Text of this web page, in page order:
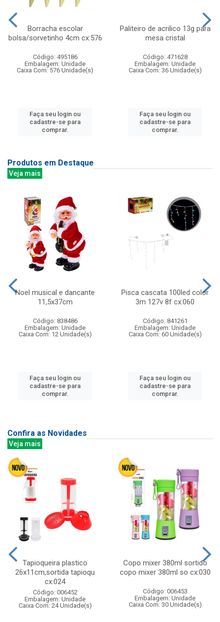
Borracha escolar
bolsa/sorvetinho 4cm cx:576
Código: 495186
Embalagem: Unidade
Caixa Com: 576 Unidade(s)
Faça seu login ou
cadastre-se para
comprar.
Paliteiro de acrilico 13g para
mesa cristal
Código: 471628
Embalagem: Unidade
Caixa Com: 36 Unidade(s)
Faça seu login ou
cadastre-se para
comprar.
Produtos em Destaque
Veja mais
Noel musical e dancante
11,5x37cm
Código: 838486
Embalagem: Unidade
Caixa Com: 12 Unidade(s)
Faça seu login ou
cadastre-se para
comprar.
Pisca cascata 100led color
3m 127v 8f cx:060
Código: 841261
Embalagem: Unidade
Caixa Com: 60 Unidade(s)
Faça seu login ou
cadastre-se para
comprar.
Confira as Novidades
Veja mais
Tapioqueira plastico
26x11cm,sortida tapioqu
cx:024
Código: 006452
Embalagem: Unidade
Caixa Com: 24 Unidade(s)
Copo mixer 380ml sortido
copo mixer 380ml so cx:030
Código: 006453
Embalagem: Unidade
Caixa Com: 30 Unidade(s)